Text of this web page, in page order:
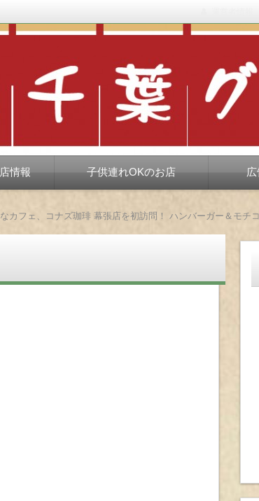
と孤高な食べ歩き。だいたい当たりますが、時々派手
情報 子供連れOKのお店 広